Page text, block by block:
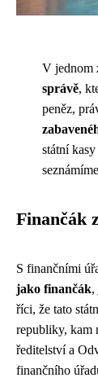
V jednom
správě,
peněz,
státní
Finančák
S finančními
jako finančák,
říci, že tato
republiky, kam
ředitelství a
finančního